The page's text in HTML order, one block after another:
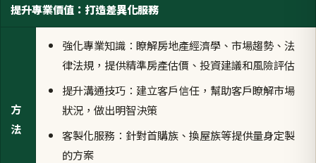
提升專業價值：打造差異化服務
方
法
強化專業知識：瞭解房地產經濟學、市場趨勢、法
律法規，提供精準房產估價、投資建議和風險評估
提升溝通技巧：建立客戶信任，幫助客戶瞭解市場
狀況，做出明智決策
客製化服務：針對首購族、換屋族等提供量身定製
的方案